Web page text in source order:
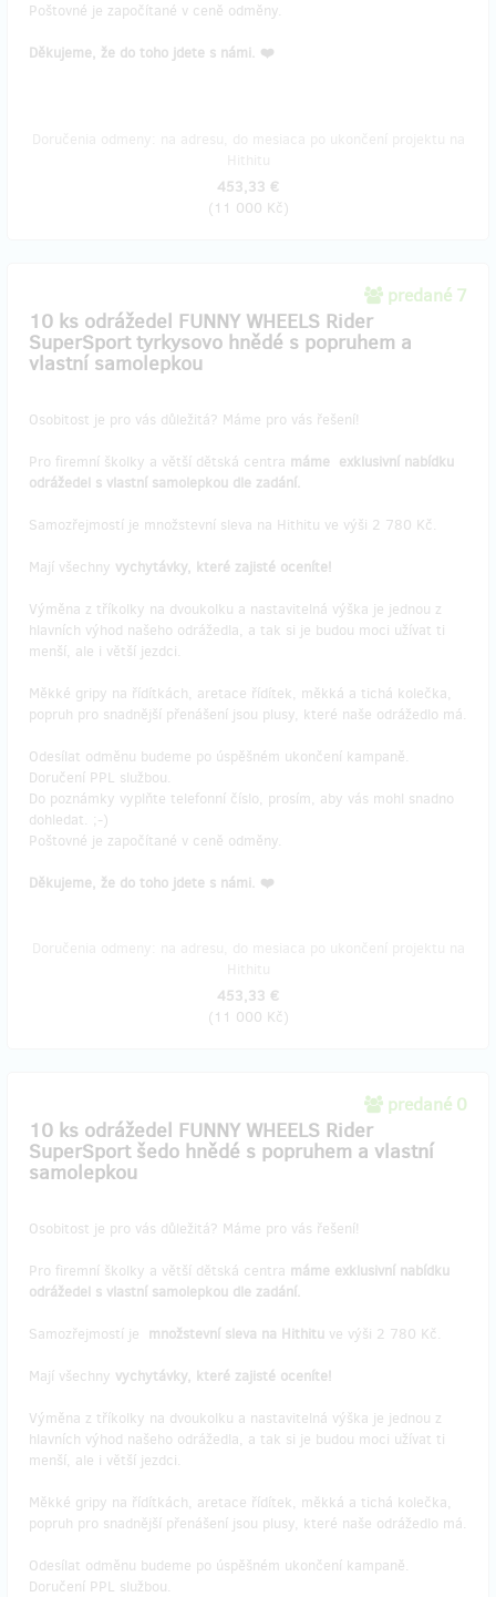
Poštovné je započítané v ceně odměny.
Děkujeme, že do toho jdete s námi. ❤️
453,33 €
(11 000 Kč)
predané 7
10 ks odrážedel FUNNY WHEELS Rider
SuperSport tyrkysovo hnědé s popruhem a
vlastní samolepkou
Osobitost je pro vás důležitá? Máme pro vás řešení!
Pro firemní školky a větší dětská centra máme exklusivní nabídku
odrážedel s vlastní samolepkou dle zadání.
Samozřejmostí je množstevní sleva na Hithitu ve výši 2 780 Kč.
Mají všechny vychytávky, které zajisté oceníte!
Výměna z tříkolky na dvoukolku a nastavitelná výška je jednou z
hlavních výhod našeho odrážedla, a tak si je budou moci užívat ti
menší, ale i větší jezdci.
Měkké gripy na řídítkách, aretace řídítek, měkká a tichá kolečka,
popruh pro snadnější přenášení jsou plusy, které naše odrážedlo má.
Odesílat odměnu budeme po úspěšném ukončení kampaně.
Doručení PPL službou.
Do poznámky vyplňte telefonní číslo, prosím, aby vás mohl snadno
dohledat. ;-)
Poštovné je započítané v ceně odměny.
Děkujeme, že do toho jdete s námi. ❤️
453,33 €
(11 000 Kč)
predané 0
10 ks odrážedel FUNNY WHEELS Rider
SuperSport šedo hnědé s popruhem a vlastní
samolepkou
Osobitost je pro vás důležitá? Máme pro vás řešení!
Pro firemní školky a větší dětská centra máme exklusivní nabídku
odrážedel s vlastní samolepkou dle zadání.
Samozřejmostí je množstevní sleva na Hithitu ve výši 2 780 Kč.
Mají všechny vychytávky, které zajisté oceníte!
Výměna z tříkolky na dvoukolku a nastavitelná výška je jednou z
hlavních výhod našeho odrážedla, a tak si je budou moci užívat ti
menší, ale i větší jezdci.
Měkké gripy na řídítkách, aretace řídítek, měkká a tichá kolečka,
popruh pro snadnější přenášení jsou plusy, které naše odrážedlo má.
Odesílat odměnu budeme po úspěšném ukončení kampaně.
Doručení PPL službou.